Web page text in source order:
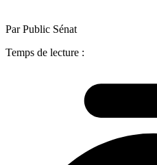
Par Public Sénat
Temps de lecture :